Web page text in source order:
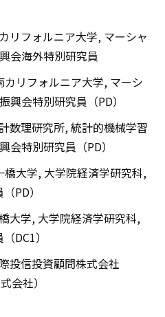
リフォルニア大学, マーシャ
会海外特別研究員
リフォルニア大学, マーシ
興会特別研究員（PD）
数理研究所, 統計的機械学習
会特別研究員（PD）
大学, 大学院経済学研究科,
PD）
大学, 大学院経済学研究科,
DC1）
投信投資顧問株式会社
会社）